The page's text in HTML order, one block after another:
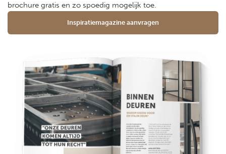
brochure gratis en zo spoedig mogelijk toe.
Inspiratiemagazine aanvragen